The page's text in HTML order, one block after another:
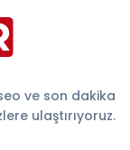
ve son dakika
ulaştırıyoruz.